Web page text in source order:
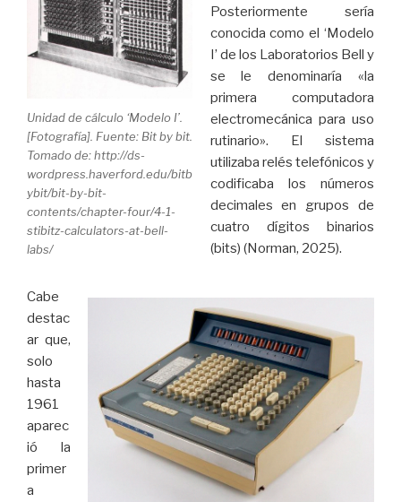
Unidad de cálculo ‘Modelo I’.
[Fotografía]. Fuente: Bit by bit.
Tomado de: http://ds-
wordpress.haverford.edu/bitb
ybit/bit-by-bit-
contents/chapter-four/4-1-
stibitz-calculators-at-bell-
labs/
Posteriormente sería
conocida como el ‘Modelo
I’ de los Laboratorios Bell y
se le denominaría «la
primera computadora
electromecánica para uso
rutinario». El sistema
utilizaba relés telefónicos y
codificaba los números
decimales en grupos de
cuatro dígitos binarios
(bits) (Norman, 2025).
Cabe
destac
ar que,
solo
hasta
1961
aparec
ió la
primer
a